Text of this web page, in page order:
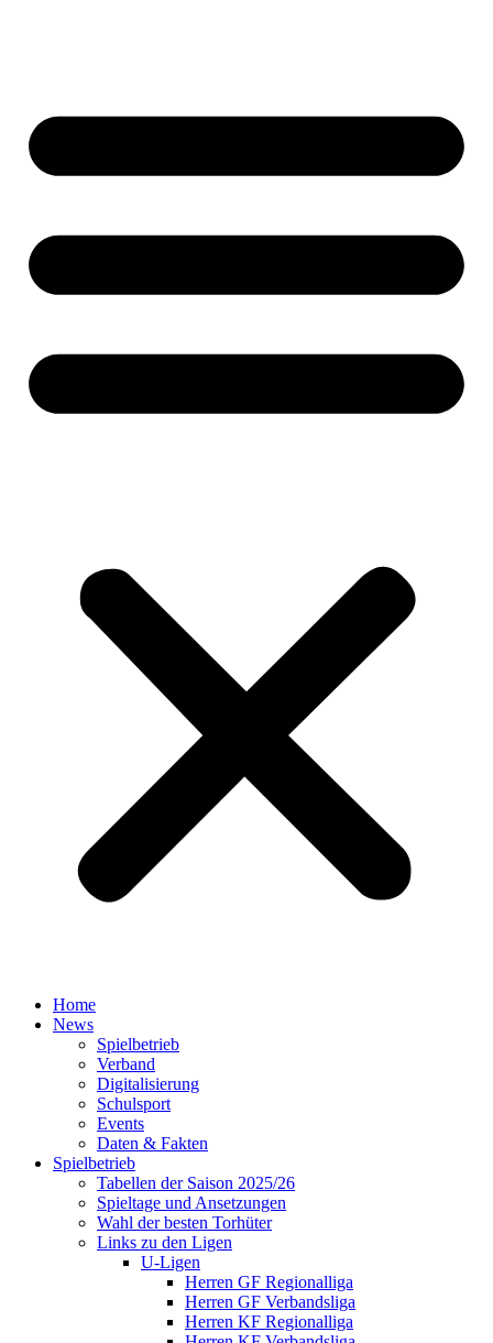
Home
News
Spielbetrieb
Verband
Digitalisierung
Schulsport
Events
Daten & Fakten
Spielbetrieb
Tabellen der Saison 2025/26
Spieltage und Ansetzungen
Wahl der besten Torhüter
Links zu den Ligen
U-Ligen
Herren GF Regionalliga
Herren GF Verbandsliga
Herren KF Regionalliga